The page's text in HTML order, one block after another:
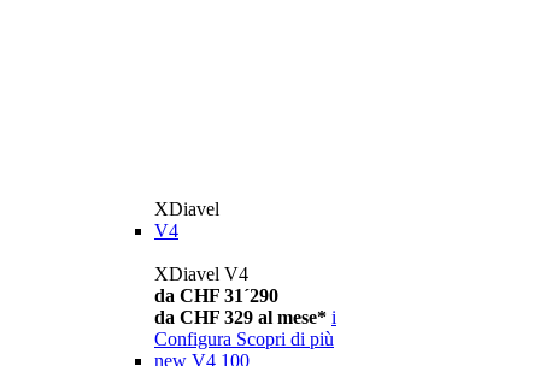
XDiavel
V4
XDiavel V4
da CHF 31´290
da CHF 329 al mese* i
Configura Scopri di più
new V4 100